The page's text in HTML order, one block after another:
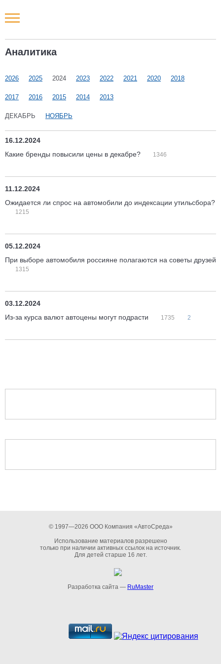
Аналитика
2026 2025 2024 2023 2022 2021 2020 2018
2017 2016 2015 2014 2013
ДЕКАБРЬ НОЯБРЬ
16.12.2024
Какие бренды повысили цены в декабре?
1346
11.12.2024
Ожидается ли спрос на автомобили до индексации утильсбора?
1215
05.12.2024
При выборе автомобиля россияне полагаются на советы друзей
1315
03.12.2024
Из-за курса валют автоцены могут подрасти
1735 2
© 1997—2026 ООО Компания «АвтоСреда»
Использование материалов разрешено
только при наличии активных ссылок на источник.
Для детей старше 16 лет.
Разработка сайта — RuMaster
Новости РФ
Наши мероприятия
Статьи